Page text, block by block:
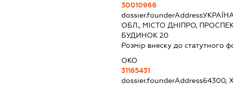
30010966
dossier.founderAddress
ОБЛ., МІСТО ДНІПРО,
БУДИНОК 20
Розмір внеску до статутного
ОКО
31165431
dossier.founderAddress64300,